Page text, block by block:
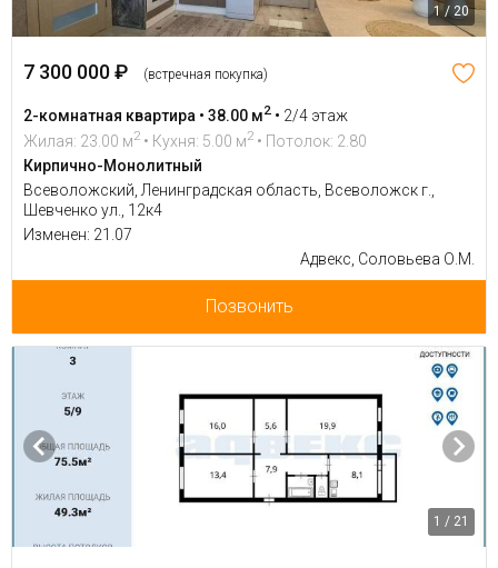
1 / 20
7 300 000 ₽ (встречная покупка)
2-комнатная квартира • 38.00 м2 • 2/4 этаж
Жилая: 23.00 м2 • Кухня: 5.00 м2 • Потолок: 2.80
Кирпично-Монолитный
Всеволожский, Ленинградская область, Всеволожск г.,
Шевченко ул., 12к4
Изменен: 21.07
Адвекс, Соловьева О.М.
Позвонить
1 / 21